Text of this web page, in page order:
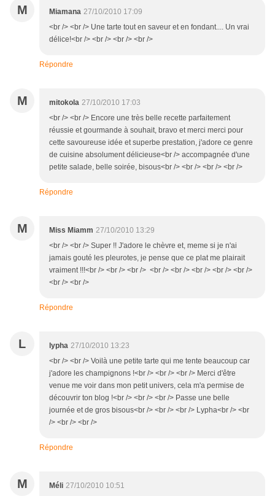
M Miamana 27/10/2010 17:09
<br /> <br /> Une tarte tout en saveur et en fondant.... Un vrai
délice!<br /> <br /> <br /> <br />
Répondre
M mitokola 27/10/2010 17:03
<br /> <br /> Encore une très belle recette parfaitement
réussie et gourmande à souhait, bravo et merci merci pour
cette savoureuse idée et superbe prestation, j'adore ce genre
de cuisine absolument délicieuse<br /> accompagnée d'une
petite salade, belle soirée, bisous<br /> <br /> <br /> <br />
Répondre
M Miss Miamm 27/10/2010 13:29
<br /> <br /> Super !! J'adore le chèvre et, meme si je n'ai
jamais gouté les pleurotes, je pense que ce plat me plairait
vraiment !!!<br /> <br /> <br /> <br /> <br /> <br /> <br /> <br />
<br /> <br />
Répondre
L lypha 27/10/2010 13:23
<br /> <br /> Voilà une petite tarte qui me tente beaucoup car
j'adore les champignons !<br /> <br /> <br /> Merci d'être
venue me voir dans mon petit univers, cela m'a permise de
découvrir ton blog !<br /> <br /> <br /> Passe une belle
journée et de gros bisous<br /> <br /> <br /> Lypha<br /> <br
/> <br /> <br />
Répondre
M Méli 27/10/2010 10:51